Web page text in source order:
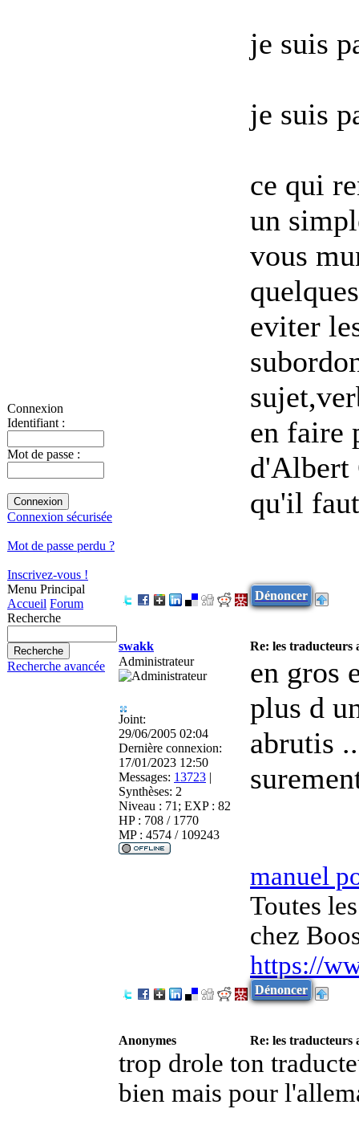
Connexion
Identifiant :
Mot de passe :
Connexion sécurisée
Mot de passe perdu ?
Inscrivez-vous !
Menu Principal
Accueil Forum
Recherche
Recherche avancée
je suis
je suis
ce qui
un
vous
eviter
en faire
d'Albert
qu'il
Dénoncer
swakk
Re: les traducteurs
Administrateur
Joint:
29/06/2005 02:04
Dernière connexion:
17/01/2023 12:50
Messages: 13723 |
Synthèses: 2
Niveau : 71; EXP : 82
HP : 708 / 1770
MP : 4574 / 109243
en gros
plus d
abrutis
manuel
Toutes
chez
https://
Dénoncer
Anonymes Re: les traducteurs
trop drole ton
bien mais pour